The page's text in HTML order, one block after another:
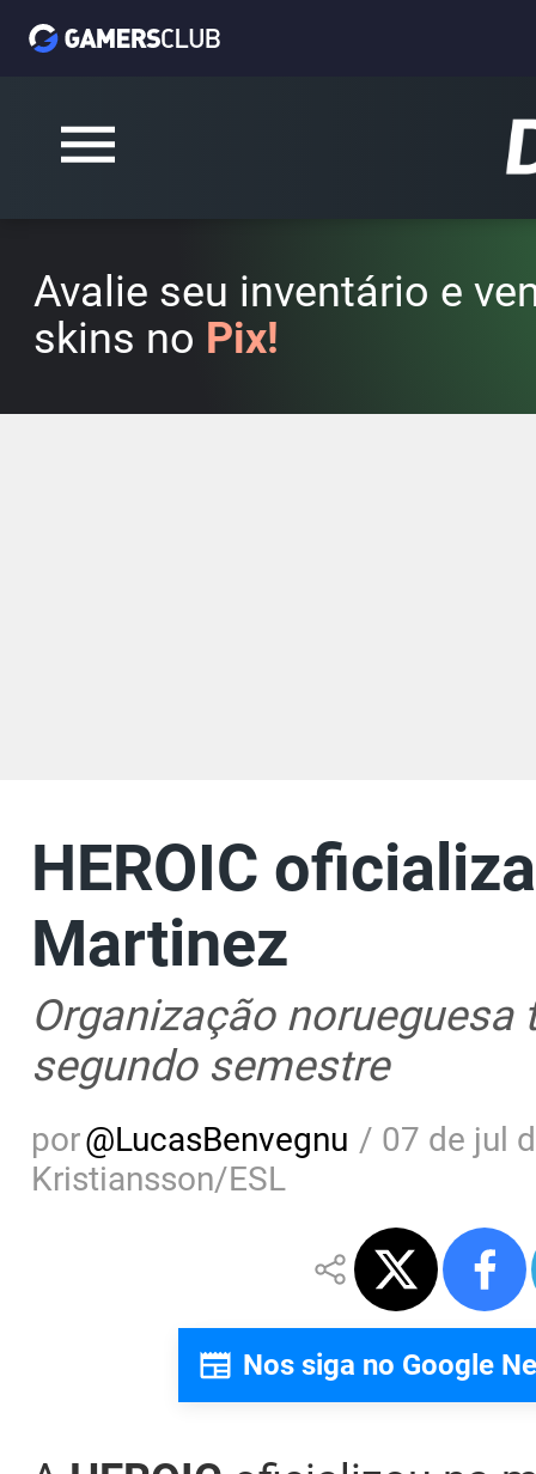
Avalie seu inventário e
skins no Pix!
HEROIC
Martinez
Organização
segundo semestre
por@LucasBenvegnu / 07 de jul
Kristiansson/ESL
Nos siga no Google